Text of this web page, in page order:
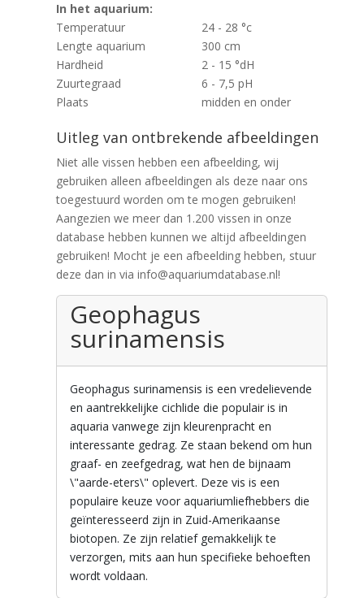
In het aquarium:
Temperatuur
24 - 28 °c
Lengte aquarium
300 cm
Hardheid
2 - 15 °dH
Zuurtegraad
6 - 7,5 pH
Plaats
midden en onder
Uitleg van ontbrekende afbeeldingen
Niet alle vissen hebben een afbeelding, wij
gebruiken alleen afbeeldingen als deze naar ons
toegestuurd worden om te mogen gebruiken!
Aangezien we meer dan 1.200 vissen in onze
database hebben kunnen we altijd afbeeldingen
gebruiken! Mocht je een afbeelding hebben, stuur
deze dan in via info@aquariumdatabase.nl!
Geophagus
surinamensis
Geophagus surinamensis is een vredelievende
en aantrekkelijke cichlide die populair is in
aquaria vanwege zijn kleurenpracht en
interessante gedrag. Ze staan bekend om hun
graaf- en zeefgedrag, wat hen de bijnaam
\"aarde-eters\" oplevert. Deze vis is een
populaire keuze voor aquariumliefhebbers die
geïnteresseerd zijn in Zuid-Amerikaanse
biotopen. Ze zijn relatief gemakkelijk te
verzorgen, mits aan hun specifieke behoeften
wordt voldaan.